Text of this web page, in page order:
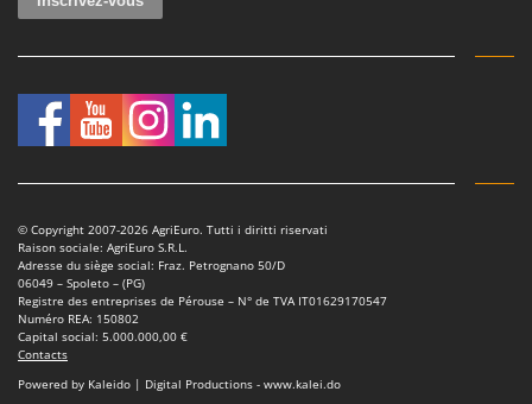
McCulloch
Mille
Minox
Mockmill
More than chef
MOSA
MOVA
Mowox
MTD
© Copyright 2007-2026 AgriEuro. Tutti i diritti riservati
Raison sociale: AgriEuro S.R.L.
Adresse du siège social: Fraz. Petrognano 50/D
06049 – Spoleto – (PG)
Registre des entreprises de Pérouse – N° de TVA IT01629170547
Numéro REA: 150802
Capital social: 5.000.000,00 €
Contacts
Powered by Kaleido | Digital Productions - www.kalei.do